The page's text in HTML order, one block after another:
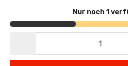
Nur noch 1